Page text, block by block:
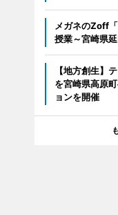
メガネのZoff
授業～宮崎県
【地方創生】
を宮崎県高原
ョンを開催